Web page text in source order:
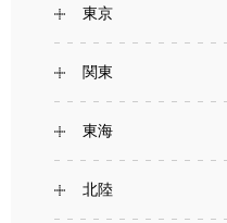
東京
関東
東海
北陸